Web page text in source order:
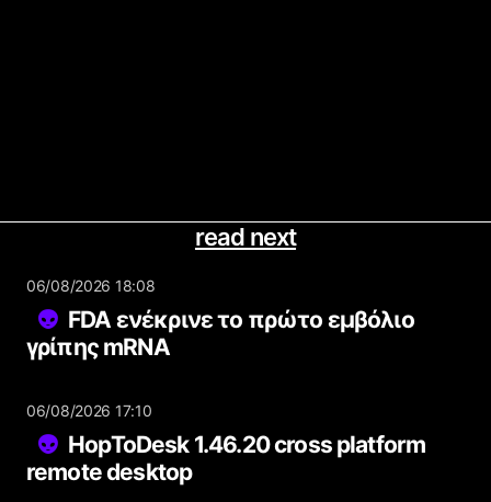
read next
06/08/2026 18:08
FDA ενέκρινε το πρώτο εμβόλιο
γρίπης mRNA
06/08/2026 17:10
HopToDesk 1.46.20 cross platform
remote desktop